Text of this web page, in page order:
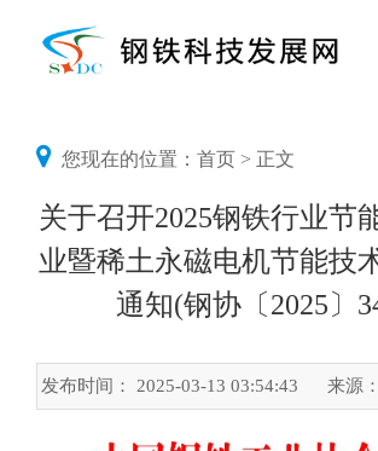
您现在的位置： 首页 > 正文
关于召开2025钢铁行业节
业暨稀土永磁电机节能技
通知(钢协〔2025〕
发布时间： 2025-03-13 03:54:43 来源：